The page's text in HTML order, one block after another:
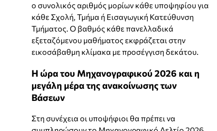
ο συνολικός αριθμός μορίων κάθε υποψηφίου για
κάθε Σχολή, Τμήμα ή Εισαγωγική Κατεύθυνση
Τμήματος. Ο βαθμός κάθε πανελλαδικά
εξεταζόμενου μαθήματος εκφράζεται στην
εικοσάβαθμη κλίμακα με προσέγγιση δεκάτου.
Η ώρα του Μηχανογραφικού 2026 και η
μεγάλη μέρα της ανακοίνωσης των
Βάσεων
Στη συνέχεια οι υποψήφιοι θα πρέπει να